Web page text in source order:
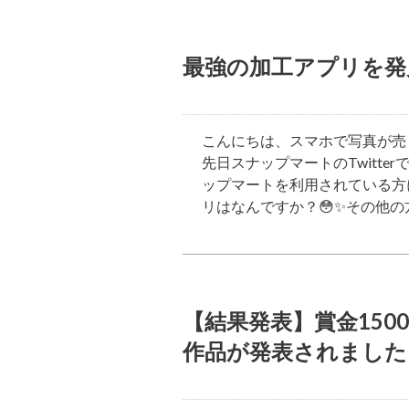
最強の加工アプリを
こんにちは、スマホで写真が
先日スナップマートのTwitter
ップマートを利用されている
リはなんですか？😳✨その他
【結果発表】賞金
作品が発表されまし